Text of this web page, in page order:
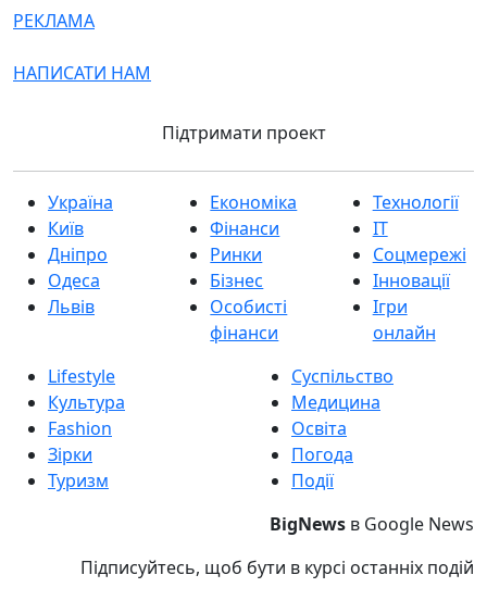
РЕКЛАМА
НАПИСАТИ НАМ
Підтримати проект
Україна
Київ
Дніпро
Одеса
Львів
Економіка
Фінанси
Ринки
Бізнес
Особисті
фінанси
Технології
IT
Соцмережі
Інновації
Ігри
онлайн
Lifestyle
Культура
Fashion
Зірки
Туризм
Суспільство
Медицина
Освіта
Погода
Події
BigNews в Google News
Підписуйтесь, щоб бути в курсі останніх подій